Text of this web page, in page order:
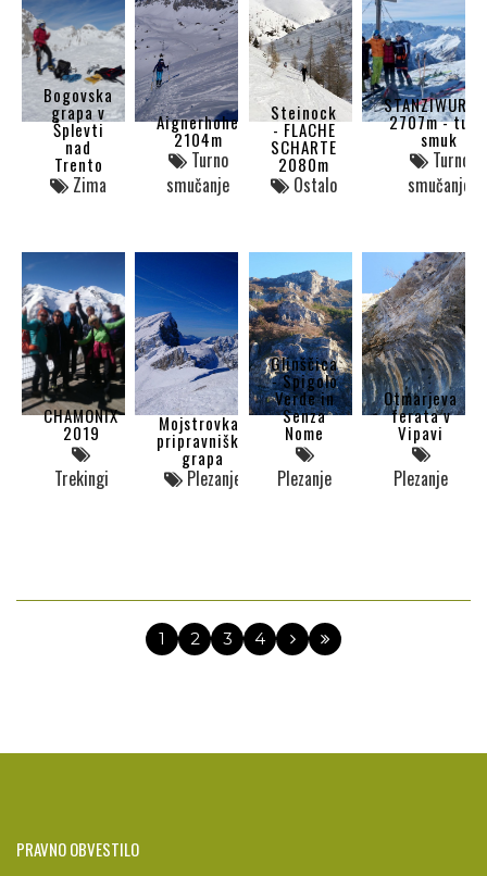
Bogovska
grapa v
Šplevti
nad
Trento
Zima
Aignerhohe
2104m
Turno
smučanje
Steinock
- FLACHE
SCHARTE
2080m
Ostalo
2707m -
smuk
Turno
smučanje
CHAMONIX
2019
Trekingi
Mojstrovka-
pripravniška
grapa
Plezanje
Glinščica
- Spigolo
Verde in
Senza
Nome
Plezanje
Otmarjeva
ferata v
Vipavi
Plezanje
1 2 3 4
PRAVNO OBVESTILO